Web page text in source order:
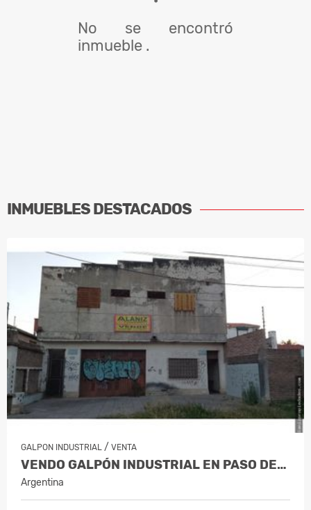
No se encontró
inmueble .
INMUEBLESDESTACADOS
GALPON INDUSTRIAL / VENTA
VENDO GALPÓN INDUSTRIAL EN PASO DEL REY
Argentina